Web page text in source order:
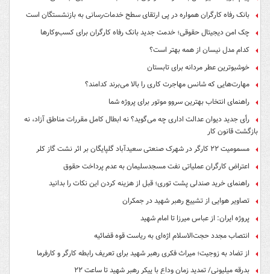
بانک رفاه کارگران همواره در پی ارتقای سطح خدمات‌رسانی به بازنشستگان است
چک امن دیجیتال حقوقی؛ خدمت جدید بانک رفاه کارگران برای کسب‌وکارها
کدام مدل نیسان از همه بهتر است؟
خوشبوترین عطر مردانه برای تابستان
مهارت‌هایی که شانس مهاجرت کاری را بالا می‌برند کدامند؟
راهنمای انتخاب بهترین سروو موتور برای پروژه شما
رأی جدید دیوان عدالت اداری چه می‌گوید؟ نه ابطال کامل مقررات مناطق آزاد، نه
بازگشت قانون کار
مسمومیت ۲۲ کارگر در شهرک صنعتی سعیدآباد گلپایگان بر اثر نشت گاز کلر
اعتراض کارگران عملیاتی نفت مسجدسلیمان به عدم پرداخت حقوق
راهنمای خرید صندلی پشت توری؛ قبل از هزینه کردن این نکات را بدانید
تصاویر هوایی از تشییع رهبر شهید در جمکران
پروژه ایران: از عباس میرزا تا امام شهید
انتصاب مجدد حجت‌الاسلام اژه‌ای به ریاست قوه‌ قضائیه
از تضاد به زوجیت؛ میراث فکری رهبر شهید برای تعریف رابطه کارگر و کارفرما
بدرقه میلیونی/ تمدید زمان وداع با پیکر رهبر شهید تا ساعت ۲۲